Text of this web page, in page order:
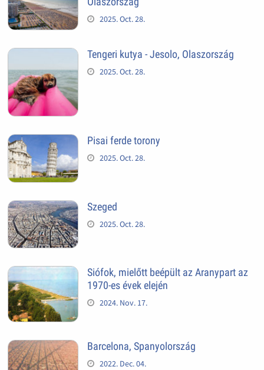
2025. Oct. 28.
Tengeri kutya - Jesolo, Olaszország
2025. Oct. 28.
Pisai ferde torony
2025. Oct. 28.
Szeged
2025. Oct. 28.
Siófok, mielőtt beépült az Aranypart az
1970-es évek elején
2024. Nov. 17.
Barcelona, Spanyolország
2022. Dec. 04.